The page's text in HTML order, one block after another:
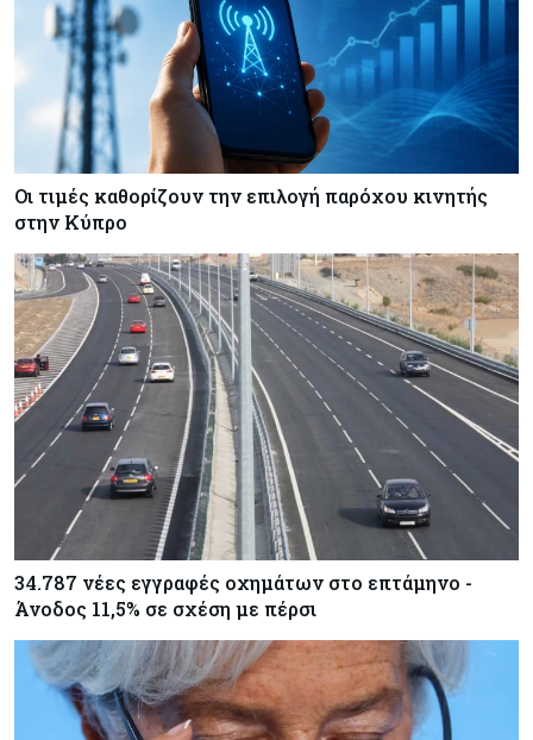
Οι τιμές καθορίζουν την επιλογή παρόχου κινητής
στην Κύπρο
34.787 νέες εγγραφές οχημάτων στο επτάμηνο -
Άνοδος 11,5% σε σχέση με πέρσι